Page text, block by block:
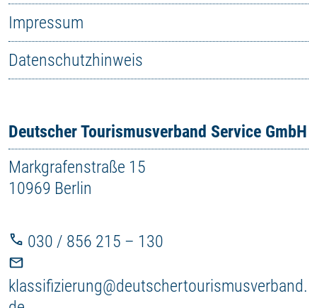
Deutscher Tourismusverband Service GmbH
Markgrafenstraße 15
10969 Berlin
030 / 856 215 – 130
klassifizierung@deutschertourismusverband.
Impressum
Datenschutzhinweis